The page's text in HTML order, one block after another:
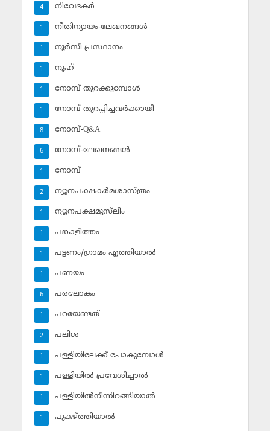
നിവേദകര്‍
4
നീതിന്യായം-ലേഖനങ്ങള്‍
1
നൂര്‍സി പ്രസ്ഥാനം
1
നൂഹ്‌
1
നോമ്പ് തുറക്കുമ്പോള്‍
1
നോമ്പ് തുറപ്പിച്ചവര്‍ക്കായി
1
നോമ്പ്-Q&A
8
നോമ്പ്-ലേഖനങ്ങള്‍
6
നോമ്പ്‌
1
ന്യൂനപക്ഷകര്‍മശാസ്ത്രം
2
ന്യൂനപക്ഷമുസ്‌ലിം
1
പങ്കാളിത്തം
1
പട്ടണം/ഗ്രാമം എത്തിയാല്‍
1
പണയം
1
പരലോകം
6
പറയേണ്ടത്
1
പലിശ
2
പള്ളിയിലേക്ക് പോകുമ്പോള്‍
1
പള്ളിയില്‍ പ്രവേശിച്ചാല്‍
1
പള്ളിയില്‍നിന്നിറങ്ങിയാല്‍
1
പുകഴ്ത്തിയാല്‍
1